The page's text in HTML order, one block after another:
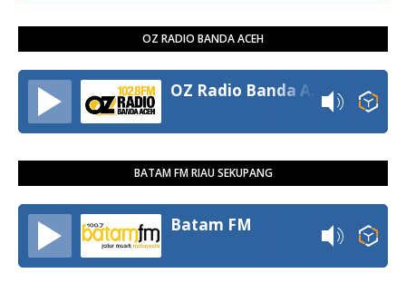
OZ RADIO BANDA ACEH
BATAM FM RIAU SEKUPANG
Batam FM